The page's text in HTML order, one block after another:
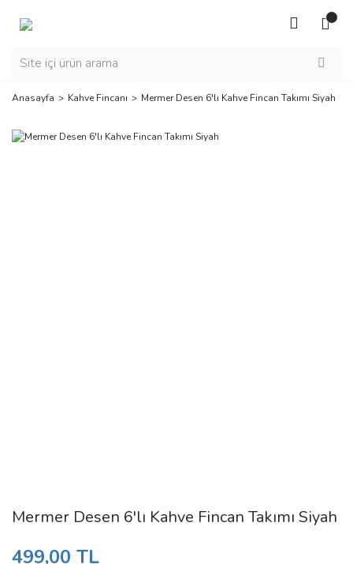
Anasayfa Kahve Fincanı Mermer Desen 6'lı Kahve Fincan Takımı Siyah
Mermer Desen 6'lı Kahve Fincan Takımı Siyah
499,00 TL